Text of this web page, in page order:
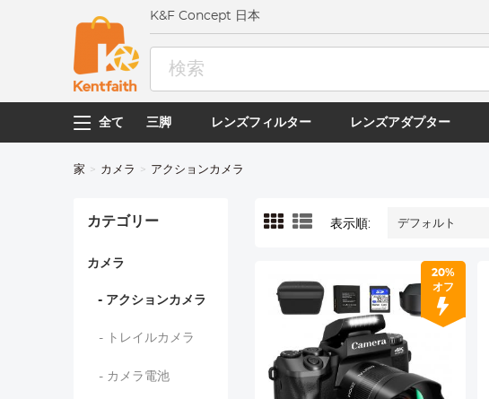
K&F Concept 日本
全て 三脚 レンズフィルター レンズアダプター
家 カメラ アクションカメラ
カテゴリー
カメラ
- アクションカメラ
- トレイルカメラ
- カメラ電池
表示順: デフォルト
20%
オフ